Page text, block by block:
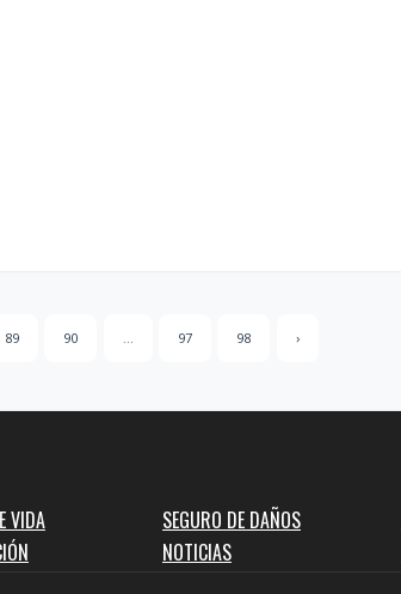
89 90 97 98 ›
VIDA SEGURO DE DAÑOS
NOTICIAS